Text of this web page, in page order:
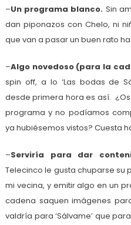
–Un programa blanco. Sin
dan piponazos con Chelo, ni
que van a pasar un buen rato
–Algo novedoso (para la
spin off, a lo ‘Las bodas de
desde primera hora es así.
programa y no podíamos
ya hubiésemos vistos? Cuesta
–Serviría para dar
Telecinco le gusta chuparse
mi vecina, y emitir algo en un
cadena saquen imágenes
valdría para ‘Sálvame’ que